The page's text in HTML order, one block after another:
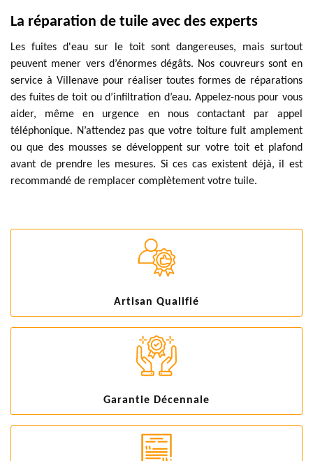
La réparation de tuile avec des experts
Les fuites d'eau sur le toit sont dangereuses, mais surtout
peuvent mener vers d’énormes dégâts. Nos couvreurs sont en
service à Villenave pour réaliser toutes formes de réparations
des fuites de toit ou d’infiltration d’eau. Appelez-nous pour vous
aider, même en urgence en nous contactant par appel
téléphonique. N’attendez pas que votre toiture fuit amplement
ou que des mousses se développent sur votre toit et plafond
avant de prendre les mesures. Si ces cas existent déjà, il est
recommandé de remplacer complètement votre tuile.
Artisan Qualifié
Garantie Décennale